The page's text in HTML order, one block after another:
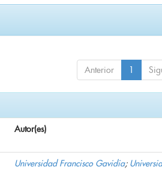
Anterior 1
Autor(es)
Universidad Francisco Gavidia;